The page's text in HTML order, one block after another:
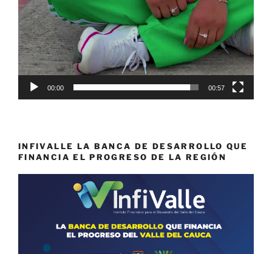
00:00 00:57
INFIVALLE LA BANCA DE DESARROLLO QUE
FINANCIA EL PROGRESO DE LA REGIÓN